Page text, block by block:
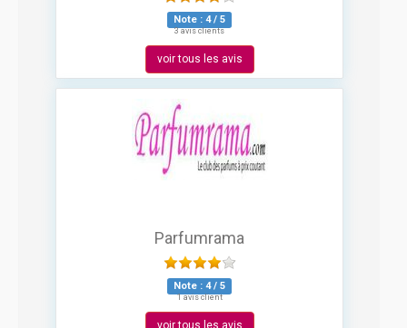
Note : 4/ 5
3 avis clients
voir tous les avis
Parfumrama
Note : 4/ 5
1 avis client
voir tous les avis